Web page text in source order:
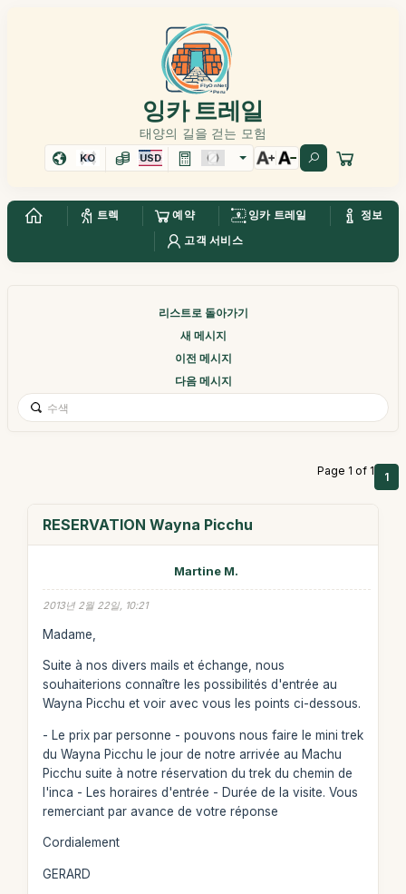
잉카 트레일
태양의 길을 걷는 모험
KO USD
트렉 예약 잉카 트레일
정보
고객 서비스
리스트로 돌아가기
새 메시지
이전 메시지
다음 메시지
Page 1 of 1 1
RESERVATION Wayna Picchu
Martine M.
2013년 2월 22일, 10:21
Madame,
Suite à nos divers mails et échange, nous
souhaiterions connaître les possibilités d'entrée au
Wayna Picchu et voir avec vous les points ci-dessous.
- Le prix par personne - pouvons nous faire le mini trek
du Wayna Picchu le jour de notre arrivée au Machu
Picchu suite à notre réservation du trek du chemin de
l'inca - Les horaires d'entrée - Durée de la visite. Vous
remerciant par avance de votre réponse
Cordialement
GERARD